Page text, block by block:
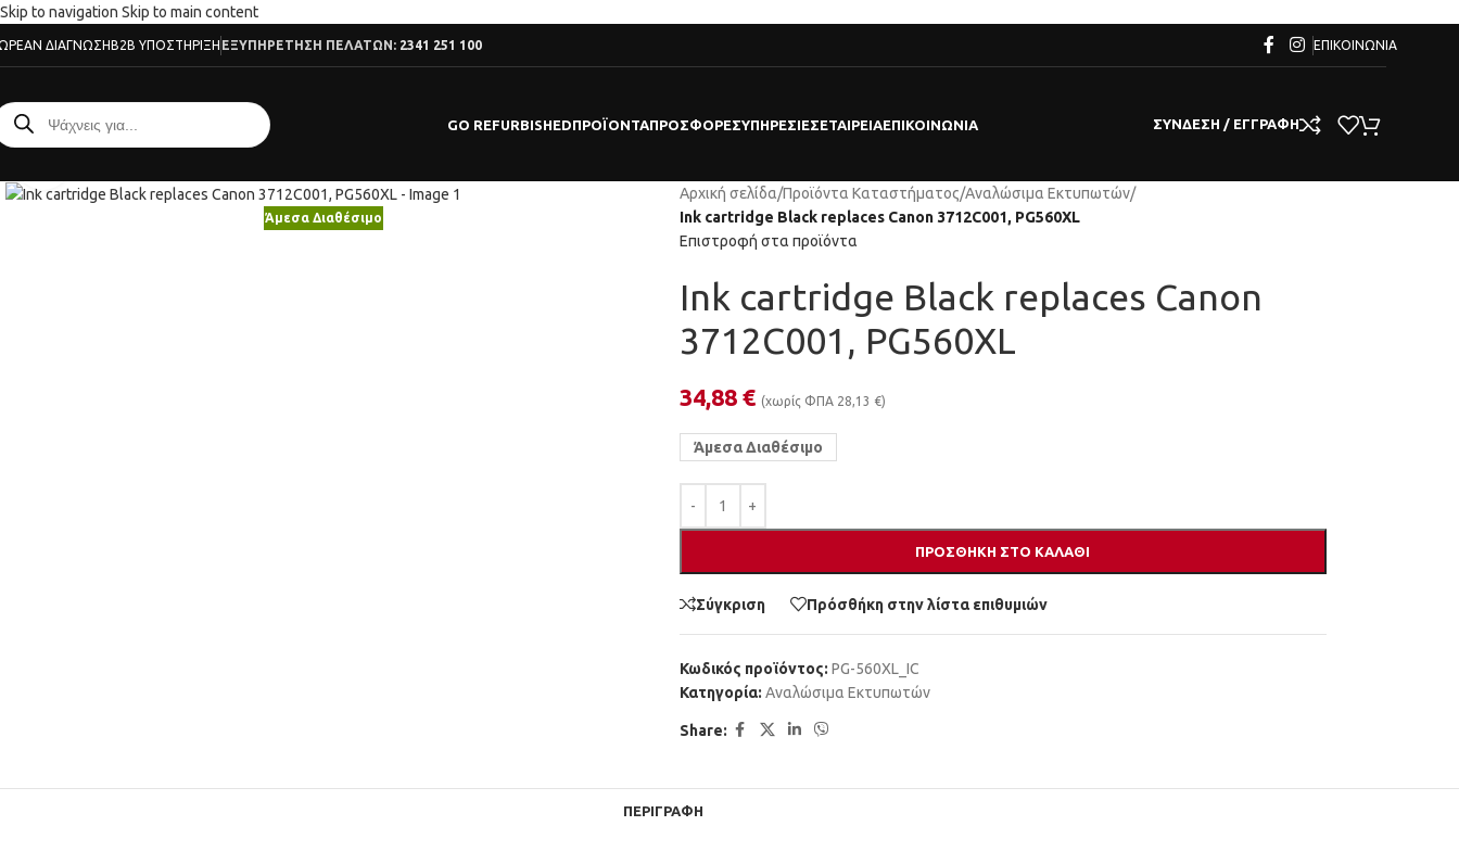
Skip to navigation Skip to main content
ΔΙΆΓΝΩΣΗB2B ΥΠΟΣΤΉΡΙΞΗ ΕΞΥΠΗΡΕΤΗΣΗ ΠΕΛΑΤΩΝ: 2341 251 100 ΕΠΙΚΟΙΝΩΝΊΑ
GO REFURBISHEDΠΡΟΪΌΝΤΑΠΡΟΣΦΟΡΕΣΥΠΗΡΕΣΊΕΣΕΤΑΙΡΕΊΑΕΠΙΚΟΙΝΩΝΊΑ ΣΎΝΔΕΣΗ / ΕΓΓΡΑΦΉ
Άμεσα Διαθέσιμο
Αρχική σελίδα/Προϊόντα Καταστήματος/Αναλώσιμα Εκτυπωτών/
Ink cartridge Black replaces Canon 3712C001, PG560XL
Επιστροφή στα προϊόντα
Ink cartridge Black replaces Canon
3712C001, PG560XL
34,88 € (χωρίς ΦΠΑ 28,13 €)
Άμεσα Διαθέσιμο
ΠΡΟΣΘΉΚΗ ΣΤΟ ΚΑΛΆΘΙ
Σύγκριση Πρόσθήκη στην λίστα επιθυμιών
Κωδικός προϊόντος: PG-560XL_IC
Κατηγορία: Αναλώσιμα Εκτυπωτών
Share:
ΠΕΡΙΓΡΑΦΉ